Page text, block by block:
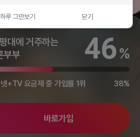
대에 거주하는
부부
46%
+TV 요금제 중 가입률 1위 38%
바로가입
루 그만보기 닫기